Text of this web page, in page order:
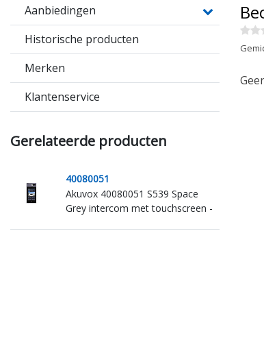
Aanbiedingen
Historische producten
Merken
Klantenservice
Gerelateerde producten
40080051
Akuvox 40080051 S539 Space
Grey intercom met touchscreen -